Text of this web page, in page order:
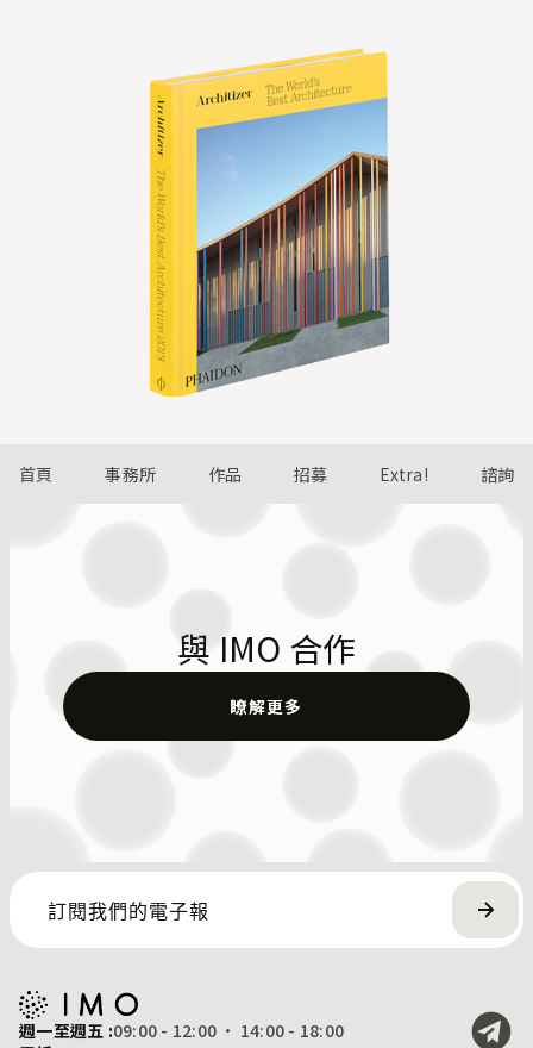
首頁 事務所 作品 招募 Extra! 諮詢
與 IMO 合作
瞭解更多
週一至週五 :09:00 - 12:00 · 14:00 - 18:00